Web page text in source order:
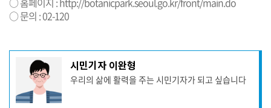
○ 문의 : 02-120
성
자
시민기자 이완형
우리의 삶에 활력을 주는 시민기자가 되고 싶습니다